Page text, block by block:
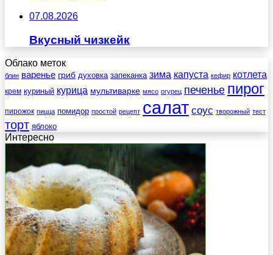
07.08.2026
Вкусный чизкейк
Облако меток
блин варенье гриб духовка запеканка зима капуста кефир котлета
крем куриный курица мультиварке мясо огурец печенье пирог
пирожок пицца помидор простой рецепт салат соус творожный тест
торт яблоко
Интересно